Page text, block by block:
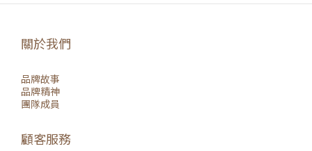
關於我們
品牌故事
品牌精神
團隊成員
顧客服務